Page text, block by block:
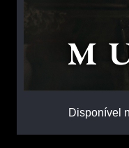
Disponível